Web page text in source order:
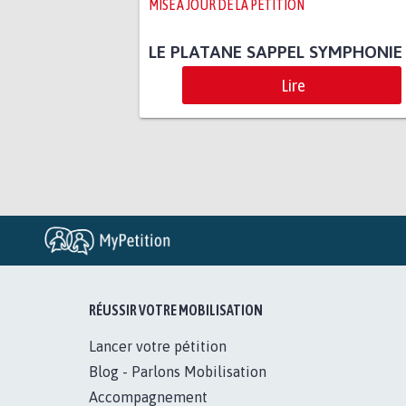
MISE À JOUR DE LA PÉTITION
LE PLATANE SAPPEL SYMPHONIE
Lire
RÉUSSIR VOTRE MOBILISATION
Lancer votre pétition
Blog - Parlons Mobilisation
Accompagnement